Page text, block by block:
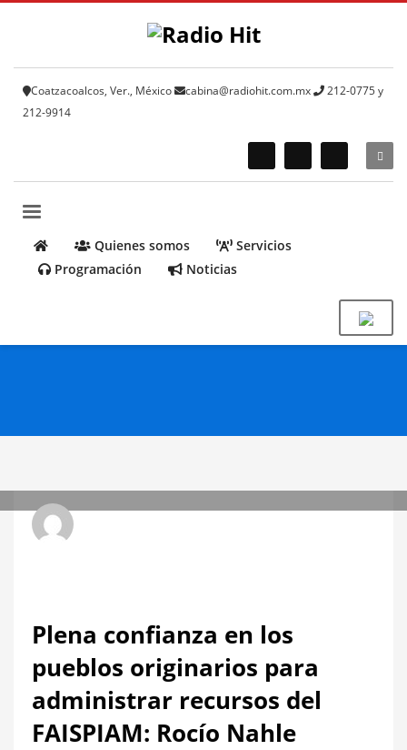
Coatzacoalcos, Ver., México cabina@radiohit.com.mx
212-0775 y
212-9914
Quienes somos
Servicios
Programación
Noticias
Radio Hit La Xplosiva 92.3 FM
Plena confianza en los
pueblos originarios para
administrar recursos del
FAISPIAM: Rocío Nahle